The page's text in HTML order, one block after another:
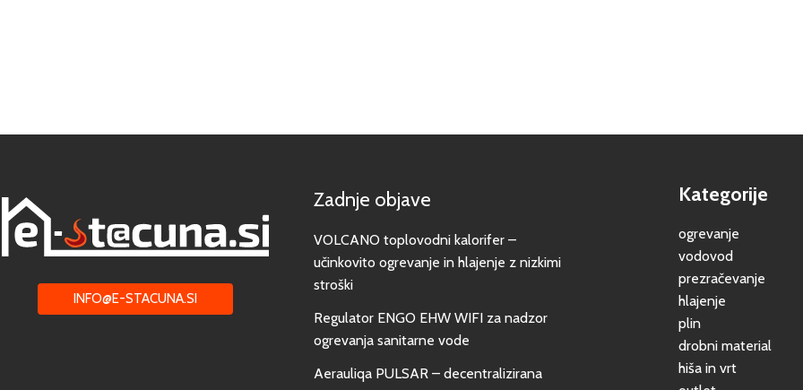
INFO@E-STACUNA.SI
Zadnje objave
VOLCANO toplovodni kalorifer –
učinkovito ogrevanje in hlajenje z nizkimi
stroški
Regulator ENGO EHW WIFI za nadzor
ogrevanja sanitarne vode
Aerauliqa PULSAR – decentralizirana
Kategorije
ogrevanje
vodovod
prezračevanje
hlajenje
plin
drobni material
hiša in vrt